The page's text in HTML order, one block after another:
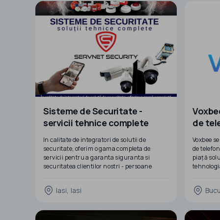
Tot ce ai nevoie pentru a reuși online! Practic
ai totul la indemana intr-un singur loc si
asistenta din partea noas
Sisteme de Securitate -
servicii tehnice complete
In calitate de integratori de solutii de
securitate, oferim o gama completa de
servicii pentru a garanta siguranta si
securitatea clientilor nostri - persoane
▫️Consultanta de securitate
▫️Proiectare sisteme de securitate
Iasi, Iasi
de
Voxbee
de
piață
inclusiv
destinat
intern